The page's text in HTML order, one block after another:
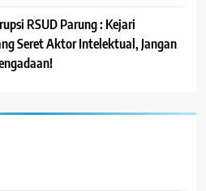
RSUD Parung : Kejari
Seret Aktor Intelektual, Jangan